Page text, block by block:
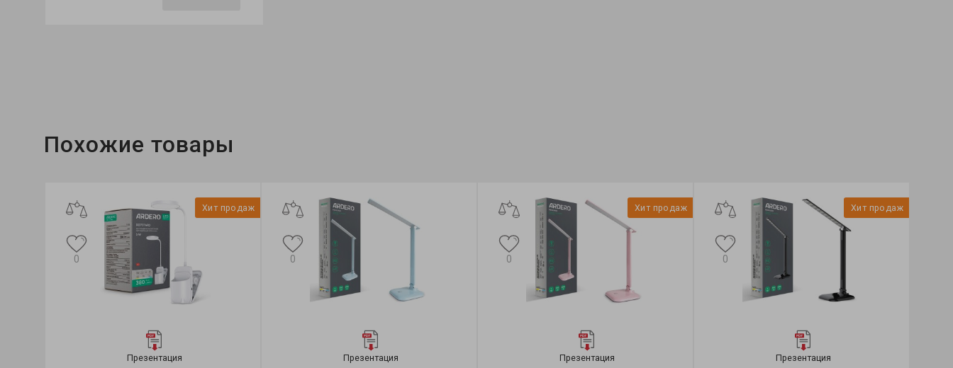
Похожие товары
Хит продаж
Презентация
0
Презентация
0
Хит продаж
Презентация
0
Хит продаж
Презентация
0